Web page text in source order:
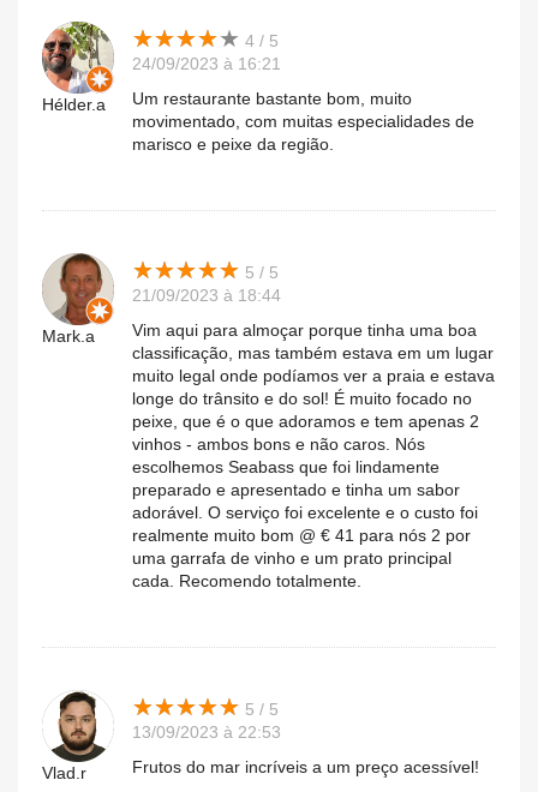
Hélder.a
★★★★★
★★★★★ 4 / 5
24/09/2023 à 16:21
Um restaurante bastante bom, muito
movimentado, com muitas especialidades de
marisco e peixe da região.
Mark.a
★★★★★
★★★★★ 5 / 5
21/09/2023 à 18:44
Vim aqui para almoçar porque tinha uma boa
classificação, mas também estava em um lugar
muito legal onde podíamos ver a praia e estava
longe do trânsito e do sol! É muito focado no
peixe, que é o que adoramos e tem apenas 2
vinhos - ambos bons e não caros. Nós
escolhemos Seabass que foi lindamente
preparado e apresentado e tinha um sabor
adorável. O serviço foi excelente e o custo foi
realmente muito bom @ € 41 para nós 2 por
uma garrafa de vinho e um prato principal
cada. Recomendo totalmente.
Vlad.r
★★★★★
★★★★★ 5 / 5
13/09/2023 à 22:53
Frutos do mar incríveis a um preço acessível!